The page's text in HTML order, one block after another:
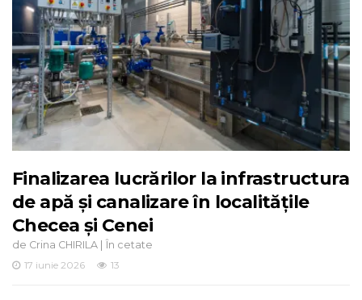
Finalizarea lucrărilor la infrastructura
de apă și canalizare în localitățile
Checea și Cenei
de Crina CHIRILA | În cetate
17 iunie 2026
13